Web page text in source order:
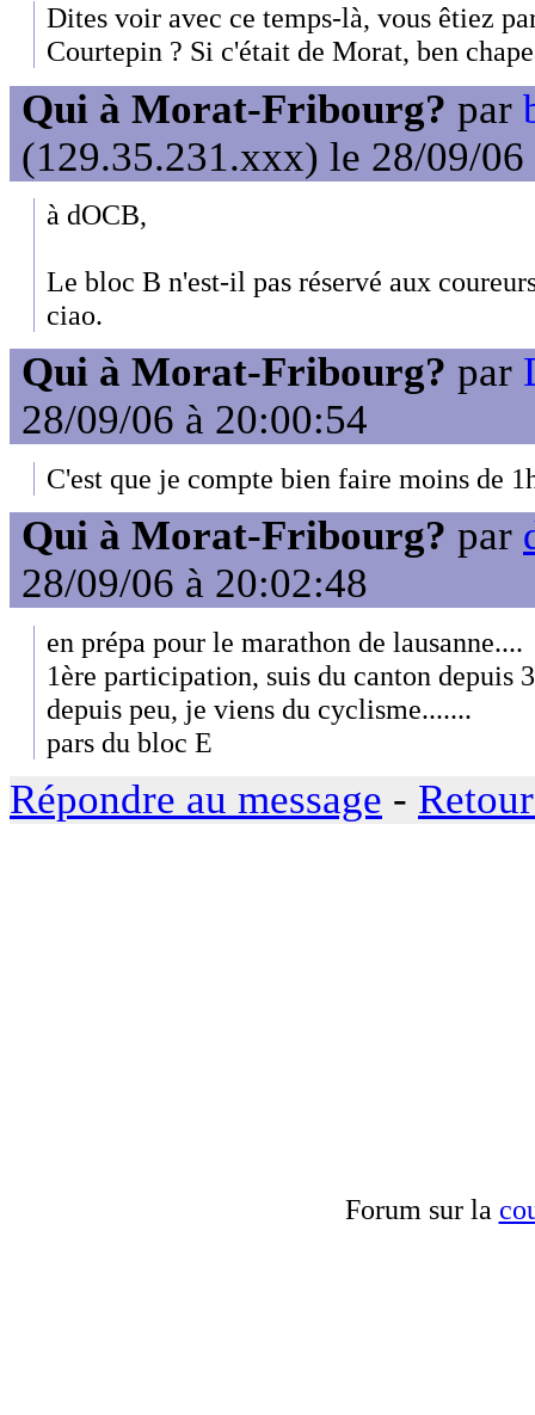
Dites voir avec ce temps-là, vous êtiez
Courtepin ? Si c'était de Morat, ben
Qui à Morat-Fribourg? par
(129.35.231.xxx) le 28/09/06
à dOCB,
Le bloc B n'est-il pas réservé aux
ciao.
Qui à Morat-Fribourg? par
28/09/06 à 20:00:54
C'est que je compte bien faire moins de
Qui à Morat-Fribourg? par
28/09/06 à 20:02:48
en prépa pour le marathon de lausanne....
1ère participation, suis du canton depuis
depuis peu, je viens du cyclisme.......
pars du bloc E
Répondre au message -
Forum sur la